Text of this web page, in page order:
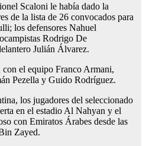
Scaloni le había dado la
de la lista de 26 convocados para
los defensores Nahuel
Rodrigo De
Julián Álvarez.
el equipo Franco Armani,
Pezella y Guido Rodríguez.
los jugadores del seleccionado
en el estadio Al Nahyan y el
con Emiratos Árabes desde las
Zayed.